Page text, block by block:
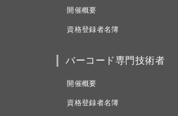
開催概要
資格登録者名簿
バーコード専門技術者
開催概要
資格登録者名簿